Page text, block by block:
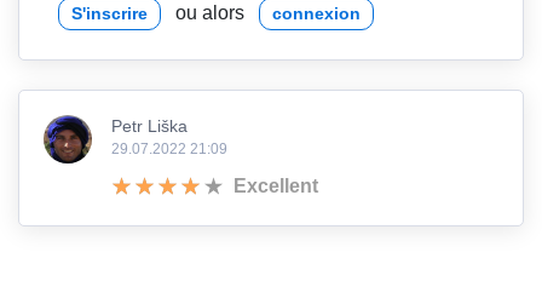
S'inscrire ou alors connexion
Petr Liška
29.07.2022 21:09
Excellent